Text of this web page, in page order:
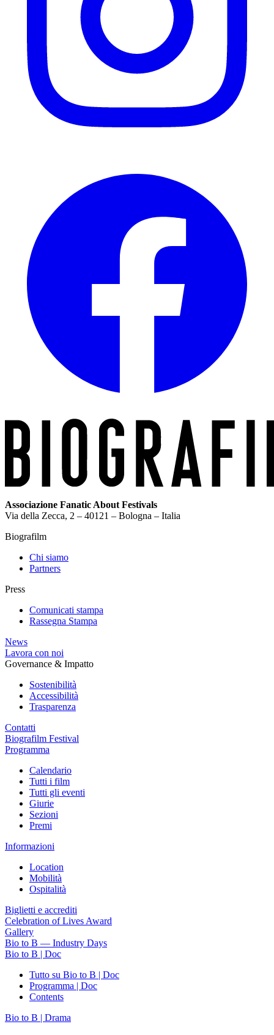
Associazione Fanatic About Festivals
Via della Zecca, 2 – 40121 – Bologna – Italia
Biografilm
Chi siamo
Partners
Press
Comunicati stampa
Rassegna Stampa
News
Lavora con noi
Governance & Impatto
Sostenibilità
Accessibilità
Trasparenza
Contatti
Biografilm Festival
Programma
Calendario
Tutti i film
Tutti gli eventi
Giurie
Sezioni
Premi
Informazioni
Location
Mobilità
Ospitalità
Biglietti e accrediti
Celebration of Lives Award
Gallery
Bio to B — Industry Days
Bio to B | Doc
Tutto su Bio to B | Doc
Programma | Doc
Contents
Bio to B | Drama